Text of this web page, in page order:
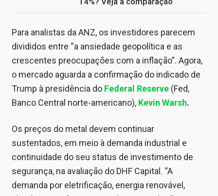
Para analistas da ANZ, os investidores parecem
divididos entre “a ansiedade geopolítica e as
crescentes preocupações com a inflação”. Agora,
o mercado aguarda a confirmação do indicado de
Trump à presidência do Federal Reserve (Fed,
Banco Central norte-americano), Kevin Warsh.
Os preços do metal devem continuar
sustentados, em meio à demanda industrial e
continuidade do seu status de investimento de
segurança, na avaliação do DHF Capital. “A
demanda por eletrificação, energia renovável,